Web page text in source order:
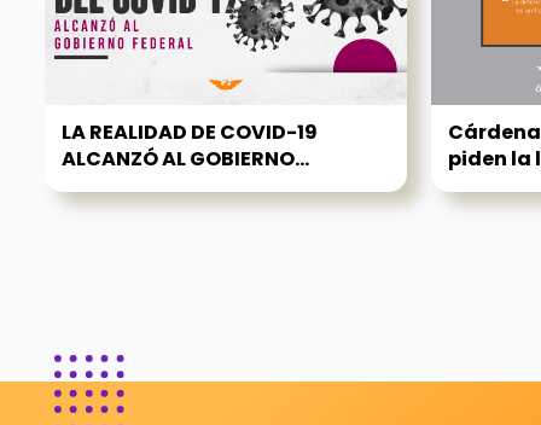
LA REALIDAD DE COVID-19
ALCANZÓ AL GOBIERNO...
piden la